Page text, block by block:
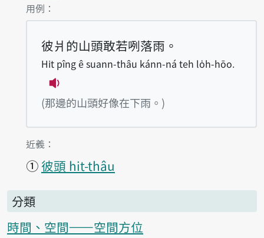
第1項釋義的
用例：
彼爿的山頭敢若咧落雨。
Hit pîng ê suann-thâu kánn-ná teh lo̍h-hōo.
播放例句Hit pîng ê suann-thâu kánn-
(那邊的山頭好像在下雨。)
第1項釋義的
近義：
① 彼頭 hit-thâu
分類
時間、空間——空間方位